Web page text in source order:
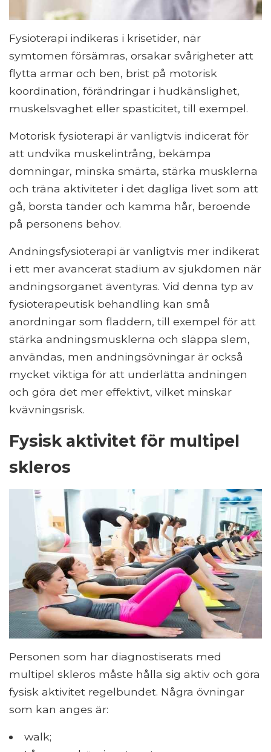
Fysioterapi indikeras i krisetider, när
symtomen försämras, orsakar svårigheter att
flytta armar och ben, brist på motorisk
koordination, förändringar i hudkänslighet,
muskelsvaghet eller spasticitet, till exempel.
Motorisk fysioterapi är vanligtvis indicerat för
att undvika muskelintrång, bekämpa
domningar, minska smärta, stärka musklerna
och träna aktiviteter i det dagliga livet som att
gå, borsta tänder och kamma hår, beroende
på personens behov.
Andningsfysioterapi är vanligtvis mer indikerat
i ett mer avancerat stadium av sjukdomen när
andningsorganet äventyras. Vid denna typ av
fysioterapeutisk behandling kan små
anordningar som fladdern, till exempel för att
stärka andningsmusklerna och släppa slem,
användas, men andningsövningar är också
mycket viktiga för att underlätta andningen
och göra det mer effektivt, vilket minskar
kvävningsrisk.
Fysisk aktivitet för multipel
skleros
Personen som har diagnostiserats med
multipel skleros måste hålla sig aktiv och göra
fysisk aktivitet regelbundet. Några övningar
som kan anges är:
walk;